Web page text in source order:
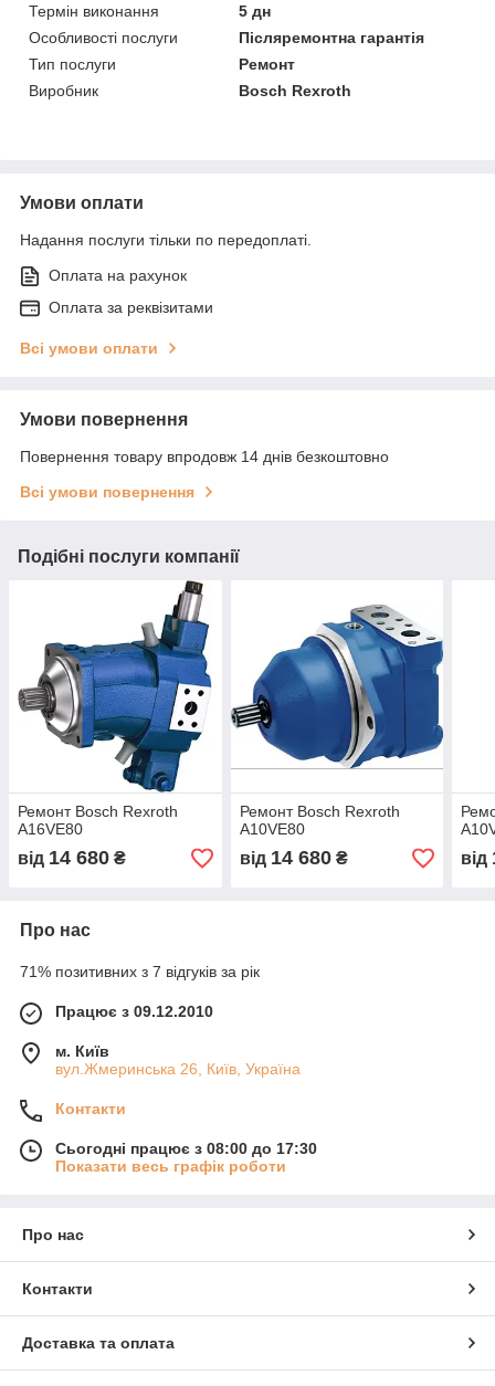
Термін виконання
5 дн
Особливості послуги
Післяремонтна гарантія
Тип послуги
Ремонт
Виробник
Bosch Rexroth
Умови оплати
Надання послуги тільки по передоплаті.
Оплата на рахунок
Оплата за реквізитами
Всі умови оплати
Умови повернення
Повернення товару впродовж 14 днів безкоштовно
Всі умови повернення
Подібні послуги компанії
Ремонт Bosch Rexroth
A16VE80
від 14 680 ₴
Ремонт Bosch Rexroth
A10VE80
від 14 680₴ від
Про нас
71% позитивних з 7 відгуків за рік
Працює з 09.12.2010
м. Київ
вул.Жмеринська 26, Київ, Україна
Контакти
Сьогодні працює з 08:00 до 17:30
Показати весь графік роботи
Про нас
Контакти
Доставка та оплата